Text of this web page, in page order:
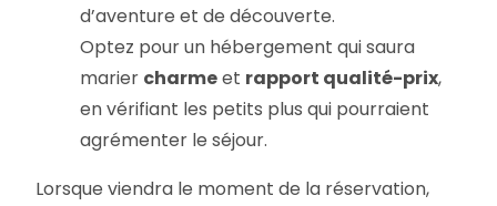
d’aventure et de découverte.
Optez pour un hébergement qui saura
marier charmeet rapport qualité-prix,
en vérifiant les petits plus qui pourraient
agrémenter le séjour.
Lorsque viendra le moment de la réservation,